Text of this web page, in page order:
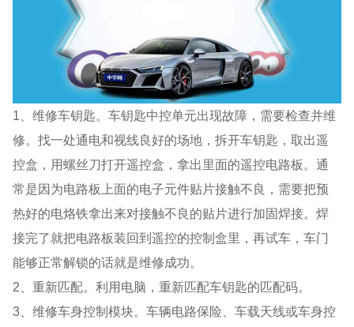
1、维修车钥匙。车钥匙中控单元出现故障，需要检查并维
修。找一处通电和视线良好的场地，拆开车钥匙，取出遥
控盒，用螺丝刀打开遥控盒，拿出里面的遥控电路板。通
常是因为电路板上面的电子元件贴片接触不良，需要把预
热好的电烙铁拿出来对接触不良的贴片进行加固焊接。焊
接完了就把电路板装回到遥控的控制盒里，再试车，车门
能够正常解锁的话就是维修成功。
2、重新匹配。利用电脑，重新匹配车钥匙的匹配码。
3、维修车身控制模块。车辆电路保险、车载天线或车身控